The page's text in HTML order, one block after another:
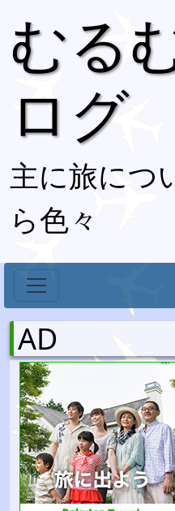
むる
ログ
主に旅につ
ら色々
AD